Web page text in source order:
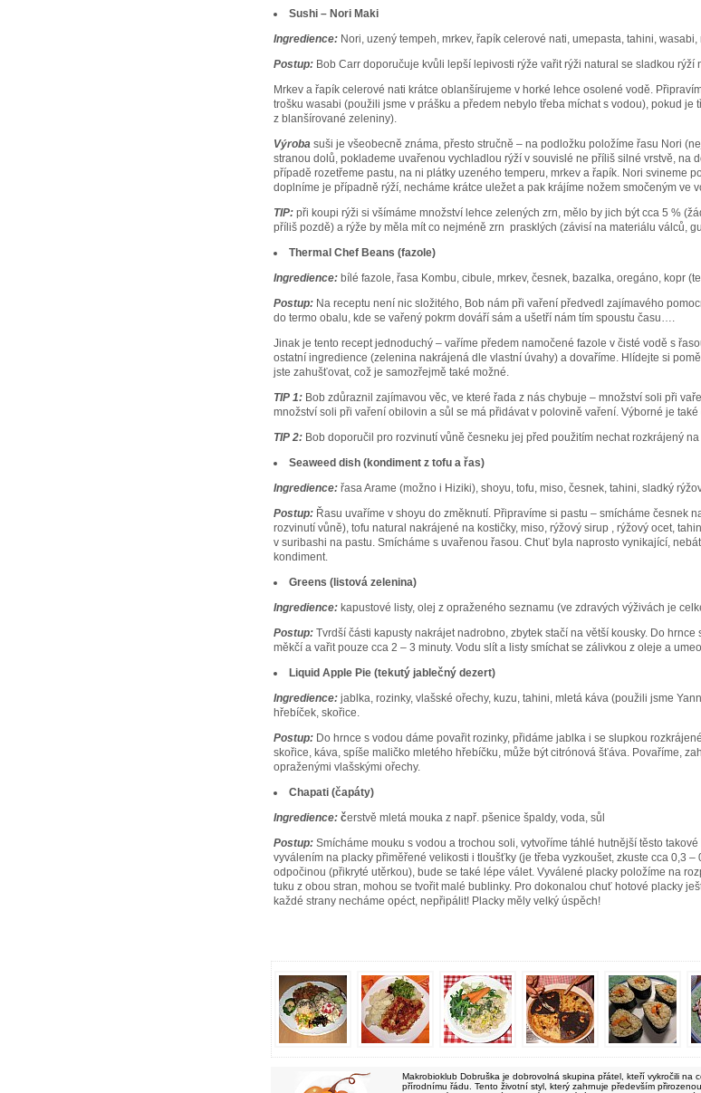
Sushi – Nori Maki
Ingredience: Nori, uzený tempeh, mrkev, řapík celerové nati, umepasta, tahini,
Postup: Bob Carr doporučuje kvůli lepší lepivosti rýže vařit rýži natural se sladkou rýží
Mrkev a řapík celerové nati krátce oblanšírujeme v horké lehce osolené vodě.
trošku wasabi (použili jsme v prášku a předem nebylo třeba míchat s vodou), pokud je
z blanšírované zeleniny).
Výroba suši je všeobecně známa, přesto stručně – na podložku položíme řasu Nori
stranou dolů, poklademe uvařenou vychladlou rýží v souvislé ne příliš silné vrstvě, na
případě rozetřeme pastu, na ni plátky uzeného temperu, mrkev a řapík. Nori svineme
doplníme je případně rýží, necháme krátce uležet a pak krájíme nožem smočeným ve
TIP: při koupi rýži si všímáme množství lehce zelených zrn, mělo by jich být cca 5 %
příliš pozdě) a rýže by měla mít co nejméně zrn prasklých (závisí na materiálu válců,
Thermal Chef Beans (fazole)
Ingredience: bílé fazole, řasa Kombu, cibule, mrkev, česnek, bazalka, oregáno, kopr
Postup: Na receptu není nic složitého, Bob nám při vaření předvedl zajímavého
do termo obalu, kde se vařený pokrm dováří sám a ušetří nám tím spoustu času….
Jinak je tento recept jednoduchý – vaříme předem namočené fazole v čisté vodě s
ostatní ingredience (zelenina nakrájená dle vlastní úvahy) a dovaříme. Hlídejte si
jste zahušťovat, což je samozřejmě také možné.
TIP 1: Bob zdůraznil zajímavou věc, ve které řada z nás chybuje – množství soli při
množství soli při vaření obilovin a sůl se má přidávat v polovině vaření. Výborné je
TIP 2: Bob doporučil pro rozvinutí vůně česneku jej před použitím nechat rozkrájený
Seaweed dish (kondiment z tofu a řas)
Ingredience: řasa Arame (možno i Hiziki), shoyu, tofu, miso, česnek, tahini, sladký
Postup: Řasu uvaříme v shoyu do změknutí. Připravíme si pastu – smícháme česnek
rozvinutí vůně), tofu natural nakrájené na kostičky, miso, rýžový sirup , rýžový ocet,
v suribashi na pastu. Smícháme s uvařenou řasou. Chuť byla naprosto vynikající,
kondiment.
Greens (listová zelenina)
Ingredience: kapustové listy, olej z opraženého seznamu (ve zdravých výživách je
Postup: Tvrdší části kapusty nakrájet nadrobno, zbytek stačí na větší kousky. Do
měkčí a vařit pouze cca 2 – 3 minuty. Vodu slít a listy smíchat se zálivkou z oleje a
Liquid Apple Pie (tekutý jablečný dezert)
Ingredience: jablka, rozinky, vlašské ořechy, kuzu, tahini, mletá káva (použili jsme
hřebíček, skořice.
Postup: Do hrnce s vodou dáme povařit rozinky, přidáme jablka i se slupkou
skořice, káva, spíše maličko mletého hřebíčku, může být citrónová šťáva. Povaříme,
opraženými vlašskými ořechy.
Chapati (čapáty)
Ingredience: čerstvě mletá mouka z např. pšenice špaldy, voda, sůl
Postup: Smícháme mouku s vodou a trochou soli, vytvoříme táhlé hutnější těsto
vyválením na placky přiměřené velikosti i tloušťky (je třeba vyzkoušet, zkuste cca 0,3
odpočinou (přikryté utěrkou), bude se také lépe válet. Vyválené placky položíme na
tuku z obou stran, mohou se tvořit malé bublinky. Pro dokonalou chuť hotové placky
každé strany necháme opéct, nepřipálit! Placky měly velký úspěch!
Makrobioklub Dobruška je dobrovolná skupina přátel, kteří vykročili na
přírodnímu řádu. Tento životní styl, který zahrnuje především